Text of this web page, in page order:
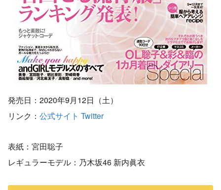
発売日：2020年9月12日（土）
リンク： 公式サイト Twitter
表紙：宮田聡子
レギュラーモデル：乃木坂46 新内眞衣